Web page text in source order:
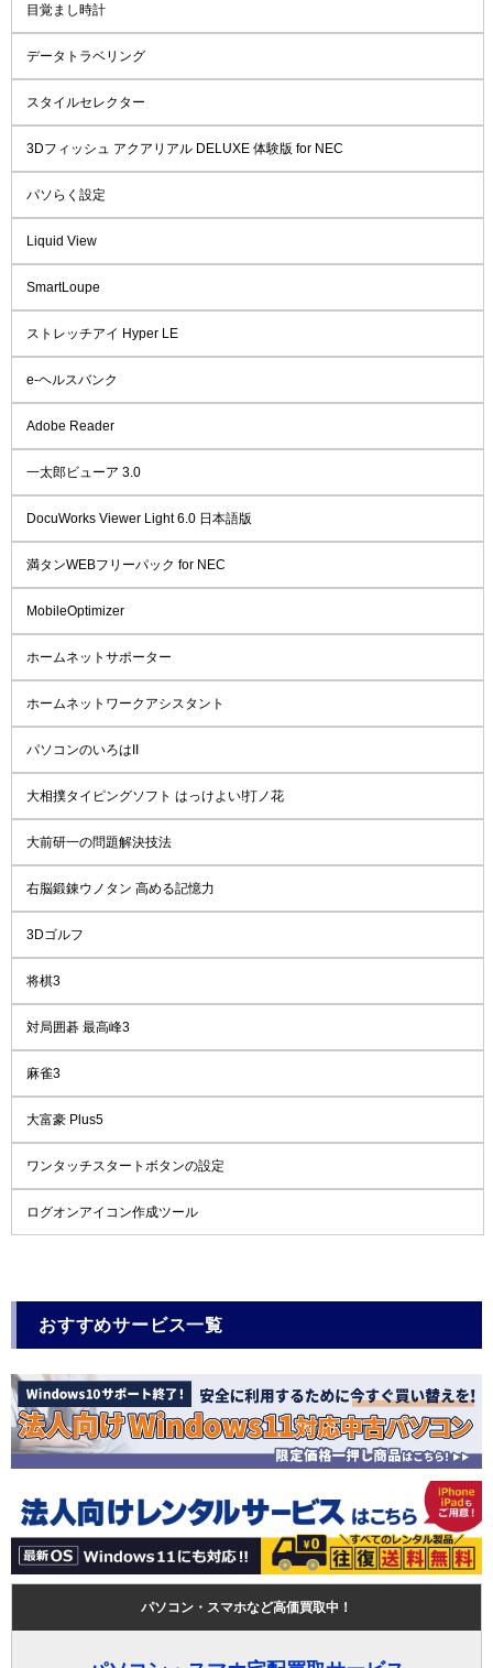
目覚まし時計
データトラベリング
スタイルセレクター
3Dフィッシュ アクアリアル DELUXE 体験版 for NEC
パソらく設定
Liquid View
SmartLoupe
ストレッチアイ Hyper LE
e-ヘルスバンク
Adobe Reader
一太郎ビューア 3.0
DocuWorks Viewer Light 6.0 日本語版
満タンWEBフリーパック for NEC
MobileOptimizer
ホームネットサポーター
ホームネットワークアシスタント
パソコンのいろはII
大相撲タイピングソフト はっけよい!打ノ花
大前研一の問題解決技法
右脳鍛錬ウノタン 高める記憶力
3Dゴルフ
将棋3
対局囲碁 最高峰3
麻雀3
大富豪 Plus5
ワンタッチスタートボタンの設定
ログオンアイコン作成ツール
おすすめサービス一覧
パソコン・スマホなど高価買取中！